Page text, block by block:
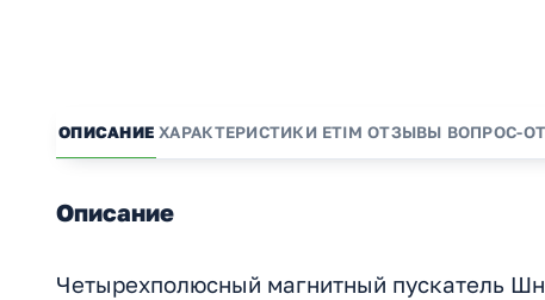
ОПИСАНИЕ ХАРАКТЕРИСТИКИ ETIM ОТЗЫВЫ ВОПРОС-
Описание
Четырехполюсный магнитный пускатель